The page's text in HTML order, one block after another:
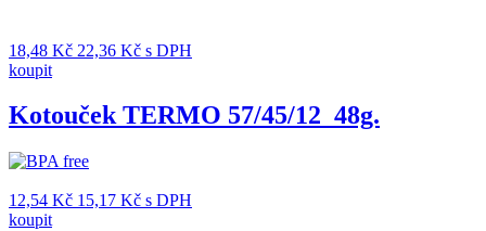
18,48 Kč 22,36 Kč s DPH
koupit
Kotouček TERMO 57/45/12_48g.
12,54 Kč 15,17 Kč s DPH
koupit